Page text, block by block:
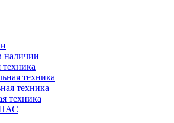
наличии
техника
техника
техника